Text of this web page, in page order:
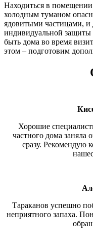
Находиться в
холодным туманом
ядовитыми частицами, и
индивидуальной защиты
быть дома во время
этом – подготовим
Хорошие
частного дома заняла
сразу. Рекомендую
Тараканов успешно
неприятного запаха.